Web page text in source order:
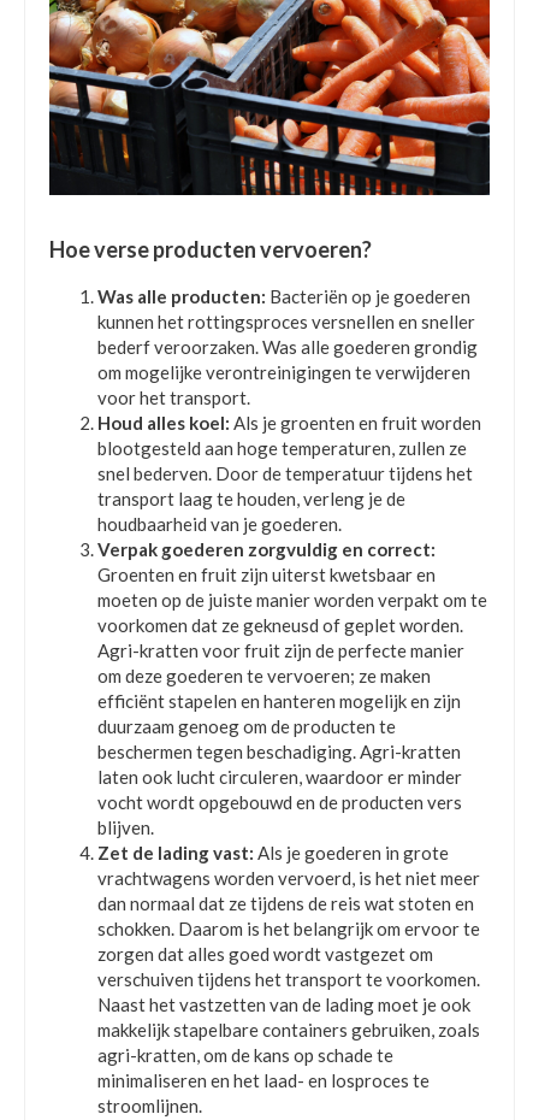
Hoe verse producten vervoeren?
Was alle producten: Bacteriën op je goederen
kunnen het rottingsproces versnellen en sneller
bederf veroorzaken. Was alle goederen grondig
om mogelijke verontreinigingen te verwijderen
voor het transport.
Houd alles koel: Als je groenten en fruit worden
blootgesteld aan hoge temperaturen, zullen ze
snel bederven. Door de temperatuur tijdens het
transport laag te houden, verleng je de
houdbaarheid van je goederen.
Verpak goederen zorgvuldig en correct:
Groenten en fruit zijn uiterst kwetsbaar en
moeten op de juiste manier worden verpakt om te
voorkomen dat ze gekneusd of geplet worden.
Agri-kratten voor fruit zijn de perfecte manier
om deze goederen te vervoeren; ze maken
efficiënt stapelen en hanteren mogelijk en zijn
duurzaam genoeg om de producten te
beschermen tegen beschadiging. Agri-kratten
laten ook lucht circuleren, waardoor er minder
vocht wordt opgebouwd en de producten vers
blijven.
Zet de lading vast: Als je goederen in grote
vrachtwagens worden vervoerd, is het niet meer
dan normaal dat ze tijdens de reis wat stoten en
schokken. Daarom is het belangrijk om ervoor te
zorgen dat alles goed wordt vastgezet om
verschuiven tijdens het transport te voorkomen.
Naast het vastzetten van de lading moet je ook
makkelijk stapelbare containers gebruiken, zoals
agri-kratten, om de kans op schade te
minimaliseren en het laad- en losproces te
stroomlijnen.